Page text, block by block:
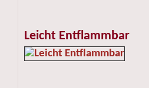
Leicht Entflammbar